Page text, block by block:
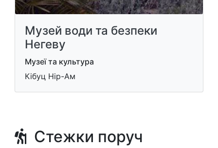
Музей води та безпеки
Негеву
Музеї та культура
Кібуц Нір-Ам
Стежки поруч